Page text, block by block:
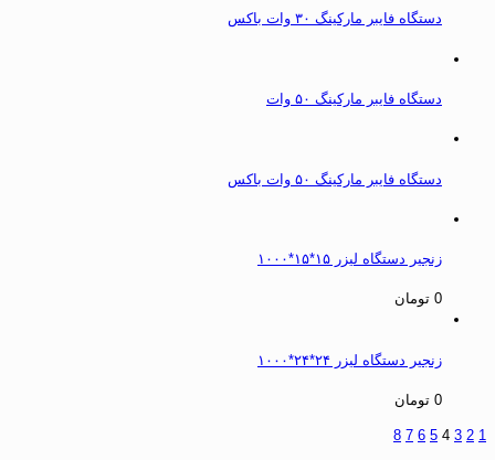
دستگاه فایبر مارکینگ ۳۰ وات باکس
دستگاه فایبر مارکینگ ۵۰ وات
دستگاه فایبر مارکینگ ۵۰ وات باکس
زنجیر دستگاه لیزر ۱۵*۱۵*۱۰۰۰
0 تومان
زنجیر دستگاه لیزر ۲۴*۲۴*۱۰۰۰
0 تومان
1
2
3
4
5
6
7
8